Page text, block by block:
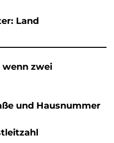
Land
zwei
und Hausnummer